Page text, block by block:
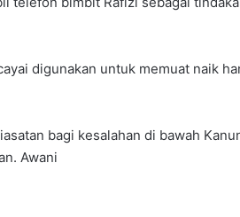
digunakan untuk memuat naik
bagi kesalahan di bawah
Awani